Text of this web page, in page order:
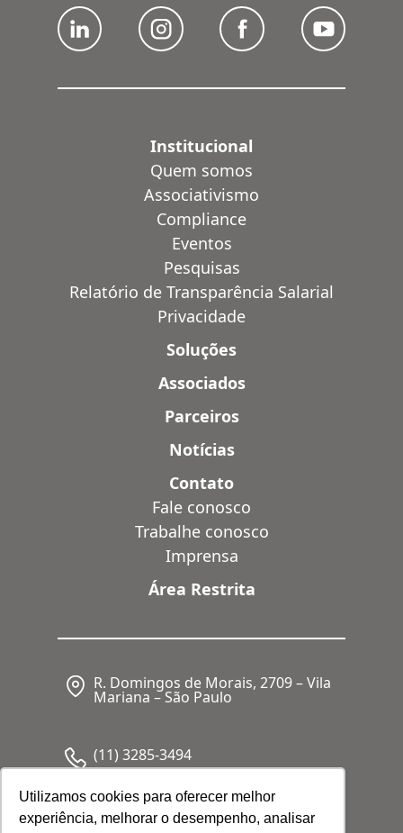
Utilizamos cookies para oferecer melhor
experiência, melhorar o desempenho, analisar
Institucional
Quem somos
Associativismo
Compliance
Eventos
Pesquisas
Relatório de Transparência Salarial
Privacidade
Soluções
Associados
Parceiros
Notícias
Contato
Fale conosco
Trabalhe conosco
Imprensa
Área Restrita
R. Domingos de Morais, 2709 – Vila
Mariana – São Paulo
(11) 3285-3494
CNPJ: 05.341.062/0001-80